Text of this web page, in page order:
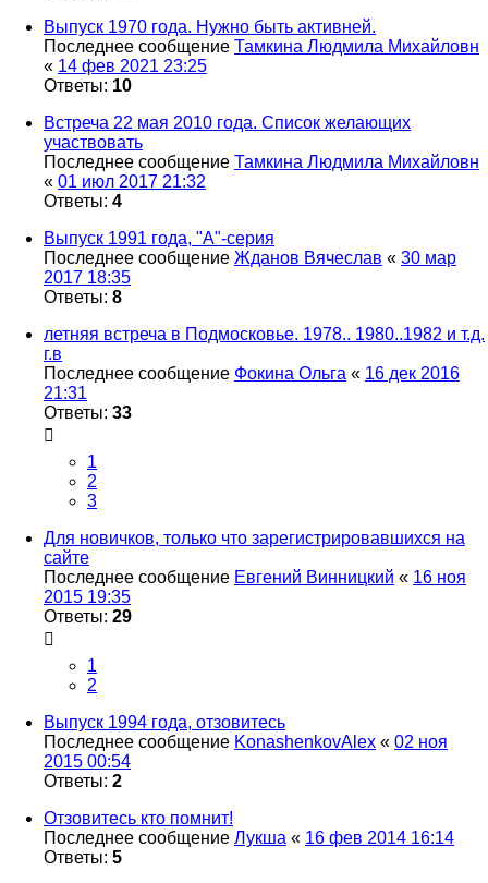
Выпуск 1970 года. Нужно быть активней.
Последнее сообщение Тамкина Людмила Михайловн
« 14 фев 2021 23:25
Ответы: 10
Встреча 22 мая 2010 года. Список желающих
участвовать
Последнее сообщение Тамкина Людмила Михайловн
« 01 июл 2017 21:32
Ответы: 4
Выпуск 1991 года, "А"-серия
Последнее сообщение Жданов Вячеслав « 30 мар
2017 18:35
Ответы: 8
летняя встреча в Подмосковье. 1978.. 1980..1982 и т.д.
г.в
Последнее сообщение Фокина Ольга « 16 дек 2016
21:31
Ответы: 33
1
2
3
Для новичков, только что зарегистрировавшихся на
сайте
Последнее сообщение Евгений Винницкий « 16 ноя
2015 19:35
Ответы: 29
1
2
Выпуск 1994 года, отзовитесь
Последнее сообщение KonashenkovAlex « 02 ноя
2015 00:54
Ответы: 2
Отзовитесь кто помнит!
Последнее сообщение Лукша « 16 фев 2014 16:14
Ответы: 5